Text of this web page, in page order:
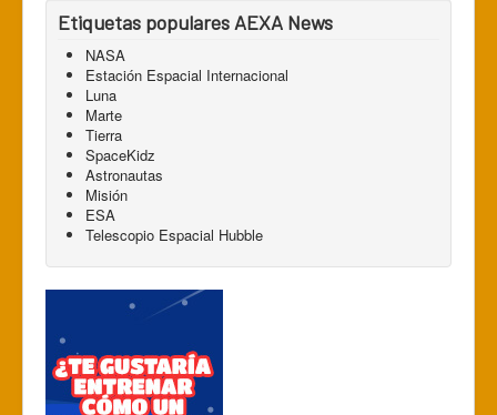
Etiquetas populares AEXA News
NASA
Estación Espacial Internacional
Luna
Marte
Tierra
SpaceKidz
Astronautas
Misión
ESA
Telescopio Espacial Hubble